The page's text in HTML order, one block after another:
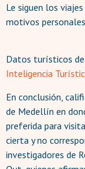
Le siguen los
motivos
Datos turísticos
Inteligencia
En conclusión,
de Medellín en
preferida para
cierta y no
investigadores de